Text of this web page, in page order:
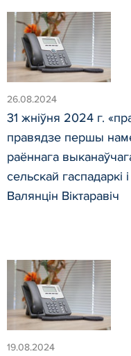
26.08.2024
31 жніўня 2024 г.
правядзе першы
раённага
сельскай
Валянцін Віктаравіч
19.08.2024